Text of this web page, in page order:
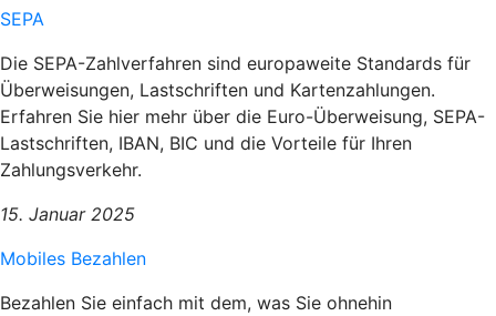
SEPA
Die SEPA-Zahlverfahren sind europaweite Standards für
Überweisungen, Lastschriften und Kartenzahlungen.
Erfahren Sie hier mehr über die Euro-Überweisung, SEPA-
Lastschriften, IBAN, BIC und die Vorteile für Ihren
Zahlungsverkehr.
15. Januar 2025
Mobiles Bezahlen
Bezahlen Sie einfach mit dem, was Sie ohnehin